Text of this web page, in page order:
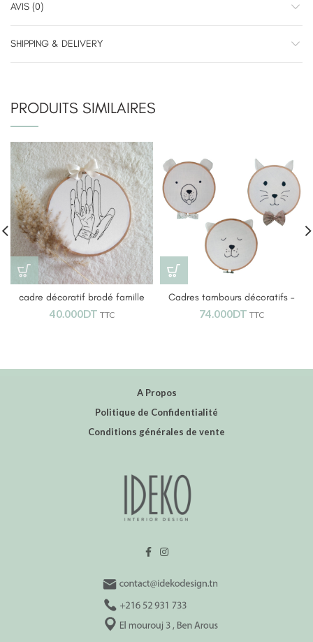
AVIS (0)
SHIPPING & DELIVERY
PRODUITS SIMILAIRES
cadre décoratif brodé famille
40.000DT TTC
Cadres tambours décoratifs –
Animaux
74.000DT TTC
A Propos
Politique de Confidentialité
Conditions générales de vente